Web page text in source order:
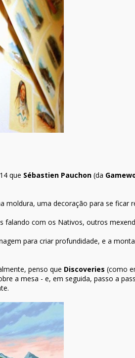
que Sébastien Pauchon (da
uma decoração para se ficar
com os Nativos, outros
para criar profundidade, e a
penso que Discoveries (como
a mesa - e, em seguida, passo a